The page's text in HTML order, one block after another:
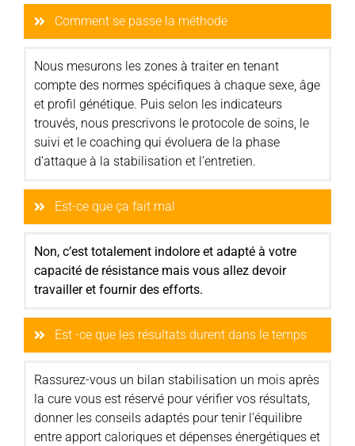
Comment se passe la méthode
Nous mesurons les zones à traiter en tenant
compte des normes spécifiques à chaque sexe, âge
et profil génétique. Puis selon les indicateurs
trouvés, nous prescrivons le protocole de soins, le
suivi et le coaching qui évoluera de la phase
d’attaque à la stabilisation et l’entretien.
Est-ce que ça fait mal
Non, c’est totalement indolore et adapté à votre
capacité de résistance mais vous allez devoir
travailler et fournir des efforts.
Est -ce que les résultats durent dans le temps
Rassurez-vous un bilan stabilisation un mois après
la cure vous est réservé pour vérifier vos résultats,
donner les conseils adaptés pour tenir l’équilibre
entre apport caloriques et dépenses énergétiques et